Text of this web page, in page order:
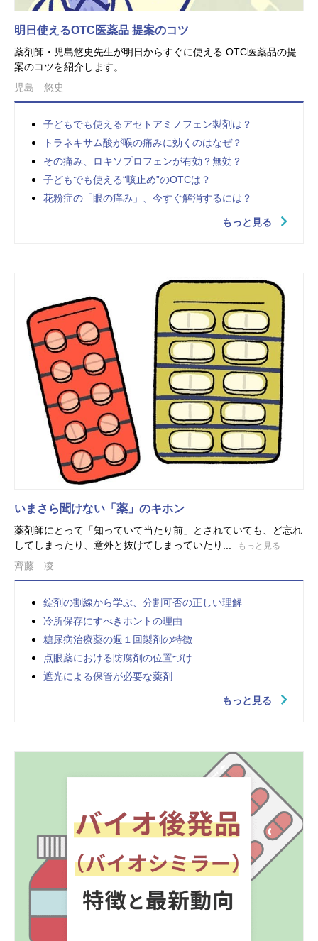
明日使えるOTC医薬品 提案のコツ
薬剤師・児島悠史先生が明日からすぐに使える OTC医薬品の提
案のコツを紹介します。
児島 悠史
子どもでも使えるアセトアミノフェン製剤は？
トラネキサム酸が喉の痛みに効くのはなぜ？
その痛み、ロキソプロフェンが有効？無効？
子どもでも使える“咳止め”のOTCは？
花粉症の「眼の痒み」、今すぐ解消するには？
もっと見る
いまさら聞けない「薬」のキホン
薬剤師にとって「知っていて当たり前」とされていても、ど忘れ
してしまったり、意外と抜けてしまっていたり...
もっと見る
齊藤 凌
錠剤の割線から学ぶ、分割可否の正しい理解
冷所保存にすべきホントの理由
糖尿病治療薬の週１回製剤の特徴
点眼薬における防腐剤の位置づけ
遮光による保管が必要な薬剤
もっと見る